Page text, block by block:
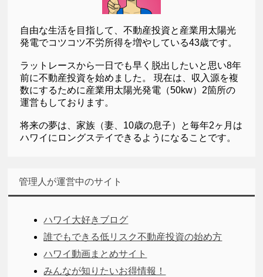
自由な生活を目指して、不動産投資と産業用太陽光
発電でコツコツ不労所得を増やしている43歳です。
ラットレースから一日でも早く脱出したいと思い8年
前に不動産投資を始めました。 現在は、収入源を複
数にするために産業用太陽光発電（50kw）2箇所の
運営もしております。
将来の夢は、家族（妻、10歳の息子）と毎年2ヶ月は
ハワイにロングステイできるようになることです。
管理人が運営中のサイト
ハワイ大好きブログ
誰でもできる低リスク不動産投資の始め方
ハワイ動画まとめサイト
みんなが知りたいお得情報！